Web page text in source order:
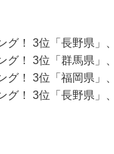
！ 3位「長野県」
！ 3位「群馬県」
！ 3位「福岡県」
！ 3位「長野県」